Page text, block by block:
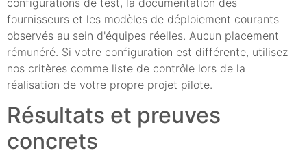
fournisseurs et les modèles de déploiement courants
observés au sein d'équipes réelles. Aucun placement
rémunéré. Si votre configuration est différente, utilisez
nos critères comme liste de contrôle lors de la
réalisation de votre propre projet pilote.
Résultats et preuves
concrets